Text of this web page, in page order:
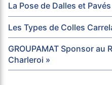
La Pose de Dalles et
Les Types de Colles
GROUPAMAT Sponsor au
Charleroi »